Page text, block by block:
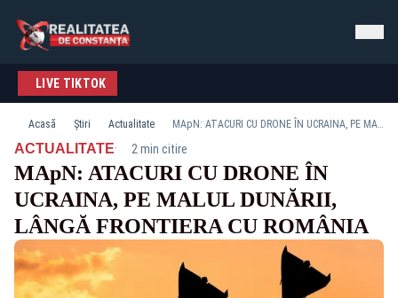
LIVE TIKTOK
Acasă Știri Actualitate MApN: ATACURI CU DRONE ÎN UCRAINA, PE MALUL DUNĂRII, LÂNGĂ FRONTIERA CU ROMÂNIA
ACTUALITATE· 2 min citire
MApN: ATACURI CU DRONE ÎN
UCRAINA, PE MALUL DUNĂRII,
LÂNGĂ FRONTIERA CU ROMÂNIA